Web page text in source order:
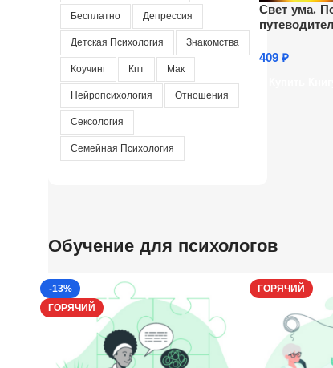
Бесплатно Депрессия
Детская Психология Знакомства
Коучинг Кпт Мак
Нейропсихология Отношения
Сексология
Семейная Психология
Свет ума.
409 ₽
Обучение для психологов
-13%
ГОРЯЧИЙ
ГОРЯЧИЙ